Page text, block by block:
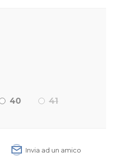
40 41
Invia ad un amico